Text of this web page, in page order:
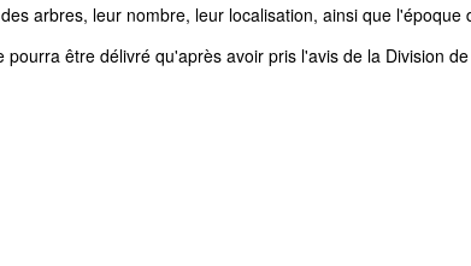
arbres, leur nombre, leur localisation, ainsi que l'époque
être délivré qu'après avoir pris l'avis de la Division